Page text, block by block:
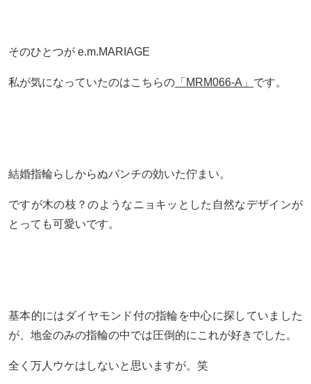
そのひとつが e.m.MARIAGE
私が気になっていたのはこちらの 「MRM066-A」 です。
結婚指輪らしからぬパンチの効いた佇まい。
ですが木の枝？のようなニョキッとした自然なデザインが
とっても可愛いです。
基本的にはダイヤモンド付の指輪を中心に探していました
が、地金のみの指輪の中では圧倒的にこれが好きでした。
全く万人ウケはしないと思いますが。笑